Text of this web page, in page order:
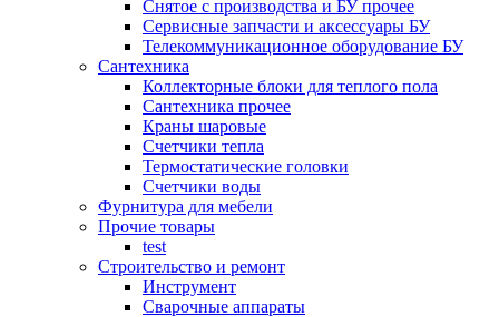
Снятое с производства и БУ прочее
Сервисные запчасти и аксессуары БУ
Телекоммуникационное оборудование БУ
Сантехника
Коллекторные блоки для теплого пола
Сантехника прочее
Краны шаровые
Счетчики тепла
Термоcтатические головки
Счетчики воды
Фурнитура для мебели
Прочие товары
test
Строительство и ремонт
Инструмент
Сварочные аппараты